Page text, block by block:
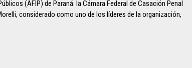
(AFIP) de Paraná: la Cámara Federal de Casación Penal
considerado como uno de los líderes de la organización,